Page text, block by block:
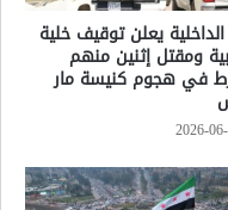
الداخلية يعلن توقيف خلية
ومقتل إثنين منهم
في هجوم كنيسة مار
2026-